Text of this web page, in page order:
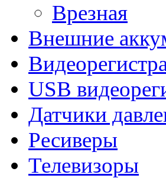
Врезная
Внешние
USB
Датчики
Ресиверы
Телевизоры